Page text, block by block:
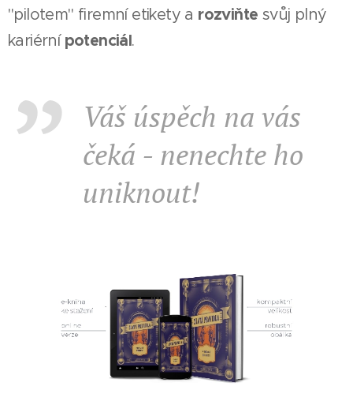
"pilotem" firemní etikety a rozviňte svůj plný
kariérní potenciál.
Váš úspěch na vás
čeká - nenechte ho
uniknout!